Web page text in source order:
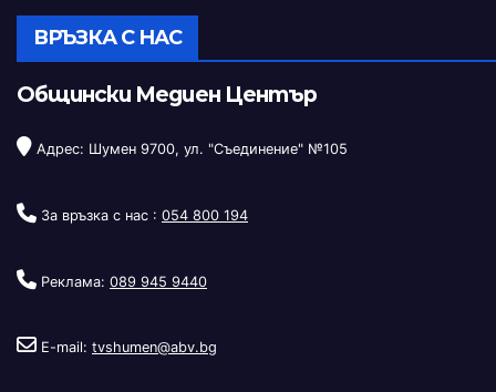
ВРЪЗКА С НАС
Общински Медиен Център
Адрес: Шумен 9700, ул. "Съединение" №105
За връзка с нас : 054 800 194
Реклама: 089 945 9440
E-mail: tvshumen@abv.bg